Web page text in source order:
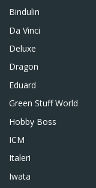
Bindulin
Da Vinci
Deluxe
Dragon
Eduard
Green Stuff World
Hobby Boss
ICM
Italeri
Iwata